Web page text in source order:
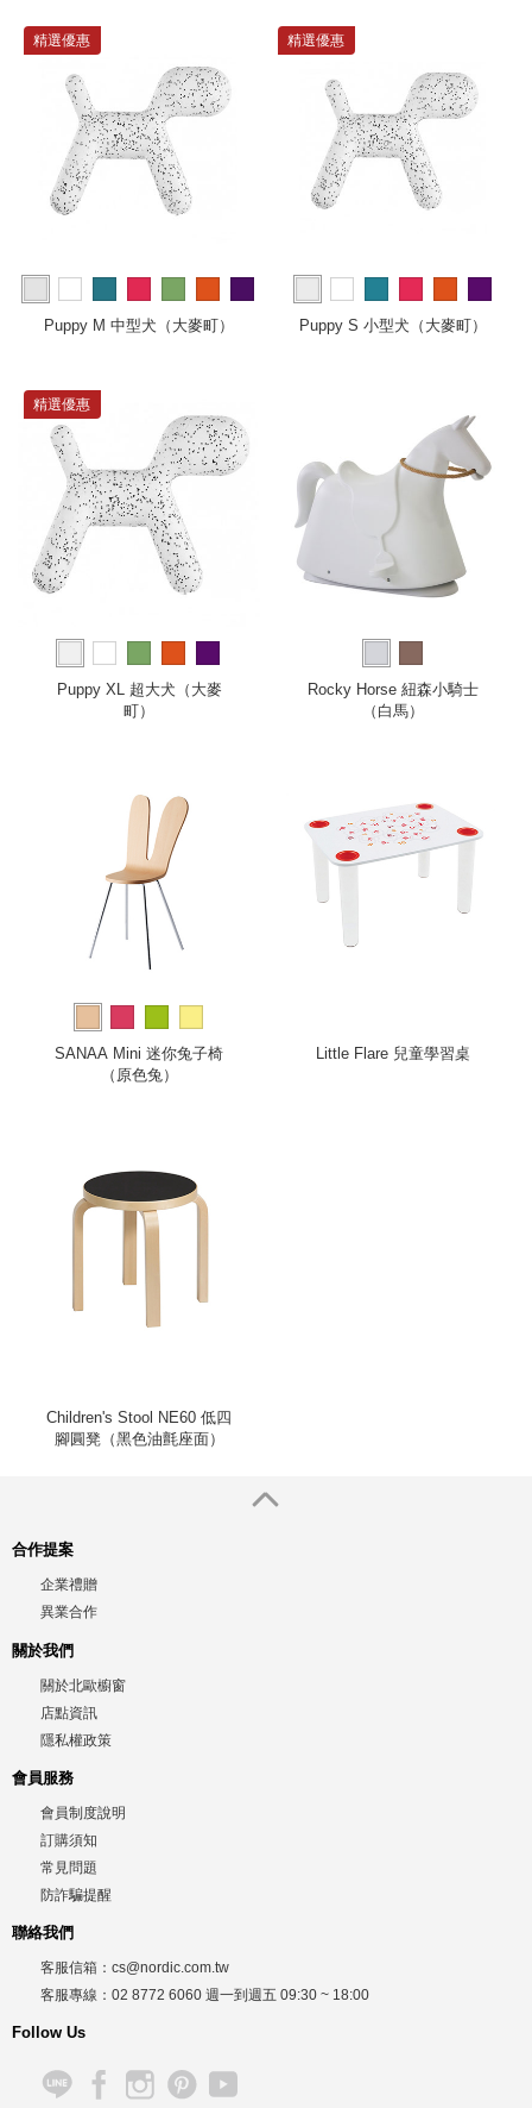
精選優惠
more
Puppy M 中型犬（大麥町）
精選優惠
more
Puppy S 小型犬（大麥町）
精選優惠
Puppy XL 超大犬（大麥
町）
Rocky Horse 紐森小騎士
（白馬）
SANAA Mini 迷你兔子椅
（原色兔）
Little Flare 兒童學習桌
Children's Stool NE60 低四
腳圓凳（黑色油氈座面）
合作提案
企業禮贈
異業合作
關於我們
關於北歐櫥窗
店點資訊
隱私權政策
會員服務
會員制度說明
訂購須知
常見問題
防詐騙提醒
聯絡我們
客服信箱： cs@nordic.com.tw
客服專線： 02 8772 6060 週一到週五 09:30 ~ 18:00
Follow Us